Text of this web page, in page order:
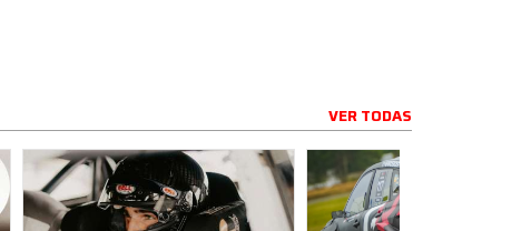
VER TODAS